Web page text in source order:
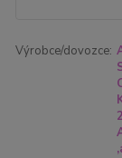
Výrobce/dovozce: